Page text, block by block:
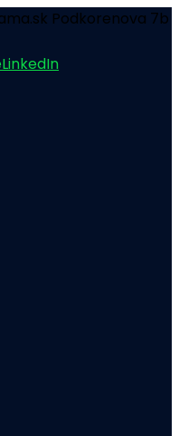
Podkorenova 7b
LinkedIn